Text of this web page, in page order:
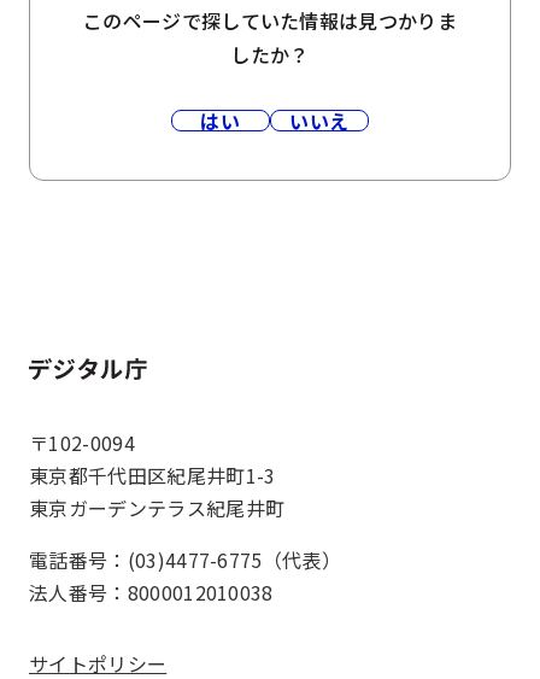
このページで探していた情報は見つかりま
したか？
はい いいえ
ホーム
〒102-0094
東京都千代田区紀尾井町1-3
東京ガーデンテラス紀尾井町
電話番号：(03)4477-6775（代表）
法人番号：8000012010038
サイトポリシー